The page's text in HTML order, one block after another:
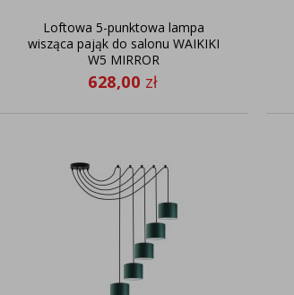
Loftowa 5-punktowa lampa
wisząca pająk do salonu WAIKIKI
W5 MIRROR
628,00 zł